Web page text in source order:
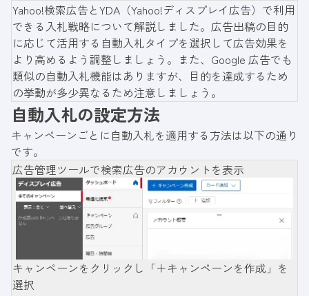
Yahoo!検索広告とYDA（Yahoo!ディスプレイ広告）で利用
できる入札戦略について解説しました。広告出稿の目的
に応じて活用する自動入札タイプを選択して広告効果を
より高めるよう調整しましょう。また、Google 広告でも
類似の自動入札機能はありますが、目的を達成するため
の挙動が多少異なるため注意しましょう。
自動入札の設定方法
キャンペーンごとに自動入札を適用する方法は以下の通り
です。
広告管理ツールで検索広告のアカウントを表示
キャンペーンをクリックし「＋キャンペーンを作成」を
選択